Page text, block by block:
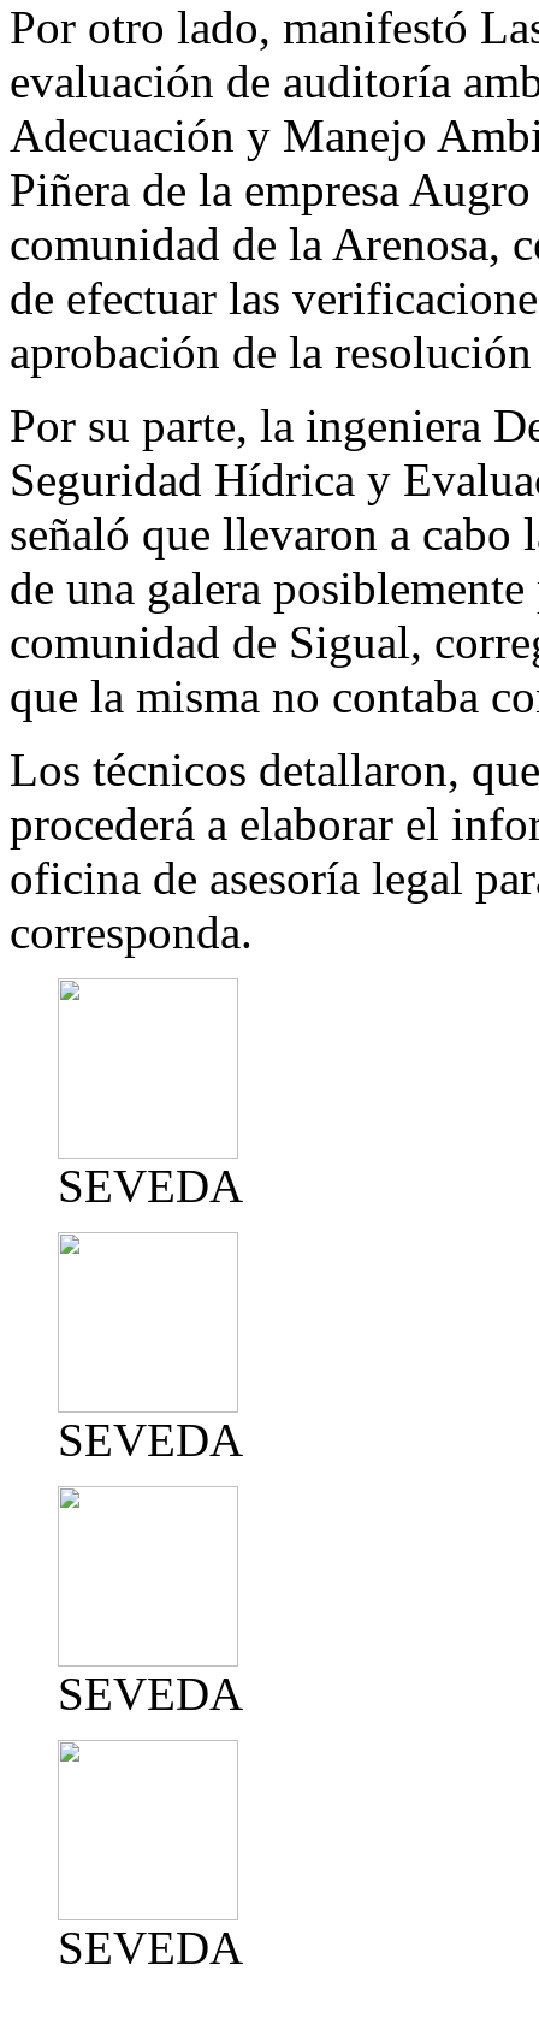
Por otro lado, manifestó
evaluación de auditoría
Adecuación y Manejo
Piñera de la empresa
comunidad de la Arenosa,
de efectuar las
aprobación de la
Por su parte, la ingeniera
Seguridad Hídrica y
señaló que llevaron a
de una galera
comunidad de Sigual,
que la misma no contaba
Los técnicos detallaron,
procederá a elaborar el
oficina de asesoría legal
corresponda.
SEVEDA
SEVEDA
SEVEDA
SEVEDA